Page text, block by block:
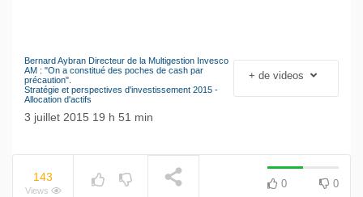
NOW PLAYING
Le séisme industriel
Bernard Aybran Directeur de la Multigestion Invesco
AM : "On a constitué des poches de cash par
précaution".
Stratégie et perspectives d'investissement 2015 -
Allocation d'actifs
3 juillet 2015 19 h 51 min
+ de videos
143
Views
0 0